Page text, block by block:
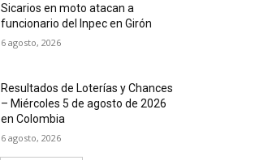
Sicarios en moto atacan a
funcionario del Inpec en Girón
6 agosto, 2026
Resultados de Loterías y Chances
– Miércoles 5 de agosto de 2026
en Colombia
6 agosto, 2026